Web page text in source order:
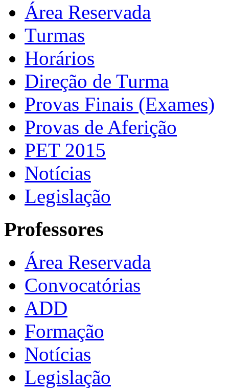
Área Reservada
Turmas
Horários
Direção de Turma
Provas Finais (Exames)
Provas de Aferição
PET 2015
Notícias
Legislação
Professores
Área Reservada
Convocatórias
ADD
Formação
Notícias
Legislação